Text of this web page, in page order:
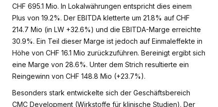
CHF 695.1 Mio. In Lokalwährungen entspricht dies einem
Plus von 19.2%. Der EBITDA kletterte um 21.8% auf CHF
214.7 Mio (in LW +32.6%) und die EBITDA-Marge erreichte
30.9%. Ein Teil dieser Marge ist jedoch auf Einmaleffekte in
Höhe von CHF 16.1 Mio zurückzuführen. Bereinigt ergibt sich
eine Marge von 28.6%. Unter dem Strich resultierte ein
Reingewinn von CHF 148.8 Mio (+23.7%).
Besonders stark entwickelte sich der Geschäftsbereich
CMC Development (Wirkstoffe für klinische Studien). Der